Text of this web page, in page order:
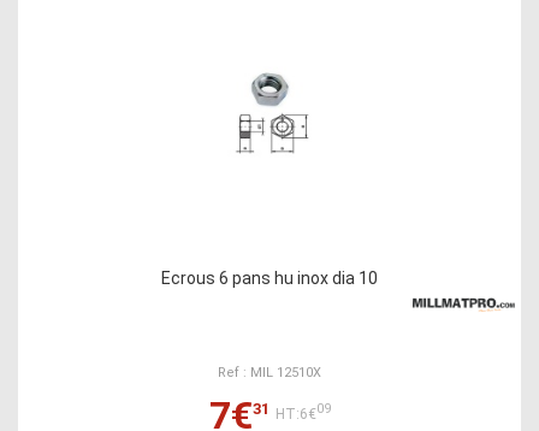
Ecrous 6 pans hu inox dia 10
Ref : MIL 12510X
7€31 HT:6€09